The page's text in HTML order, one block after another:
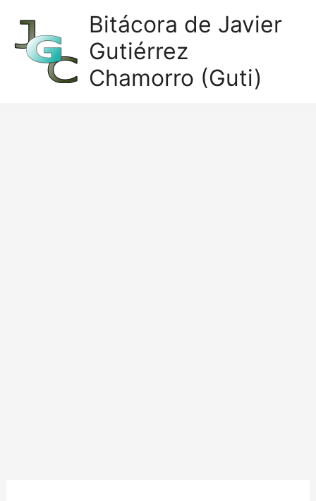
contenido
Bitácora de Javier
Gutiérrez
Chamorro (Guti)